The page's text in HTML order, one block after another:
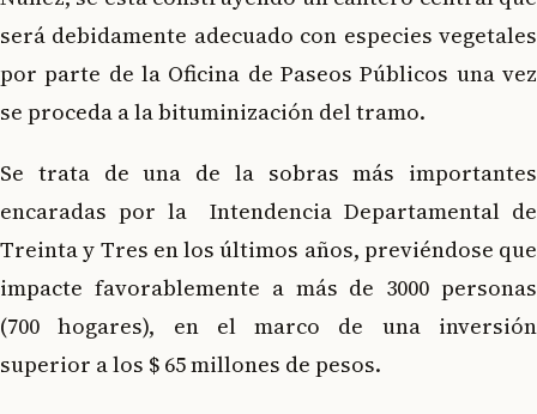
será debidamente adecuado con especies vegetales
por parte de la Oficina de Paseos Públicos una vez
se proceda a la bituminización del tramo.
Se trata de una de la sobras más importantes
encaradas por la Intendencia Departamental de
Treinta y Tres en los últimos años, previéndose que
impacte favorablemente a más de 3000 personas
(700 hogares), en el marco de una inversión
superior a los $ 65 millones de pesos.